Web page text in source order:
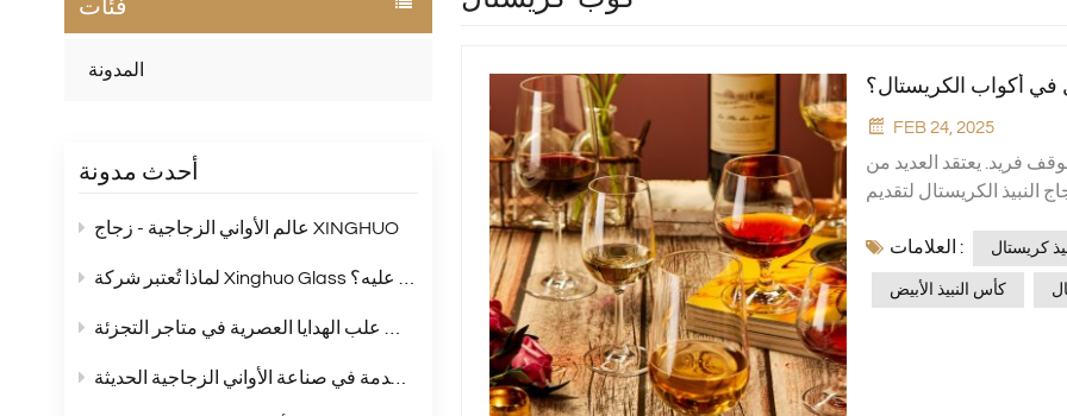
فئات
المدونة
أحدث مدونة
عالم الأواني الزجاجية - زجاج XINGHUO
لماذا تُعتبر شركة Xinghuo Glass شريكًا يُمكنك الاعتماد عليه؟
أكواب زجاجية بلون موحد: الخيار الأمثل لمجموعات علب الهدايا العصرية في متاجر التجزئة
مقارنة شاملة بين زجاج الصودا والجير والزجاج الكريستالي وزجاج البوروسيليكات: مقارنة شاملة للمواد المستخدمة في صناعة الأواني الزجاجية الحديثة
في أكواب الكريستال؟
FEB 24, 2025
البلورية يبدو أن لديه موقف فريد. يعتقد العديد من
عشاق النبيذ ذوي الخبرة اعتقادا راسخا باستخدام ذلك زجاج النبيذ الكريستال لتقديم
المواد الكريستالية. ولكن
حقًا سببًا لذلك؟ هذا ما
المواد ، كوب الكريستال يستخدم الزجاج البلوري الخالي من
العلامات : كريستال
كأس النبيذ الأبيض